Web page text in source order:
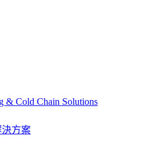
& Cold Chain Solutions
方案